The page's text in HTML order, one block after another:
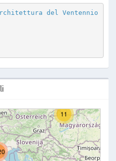
del Ventennio